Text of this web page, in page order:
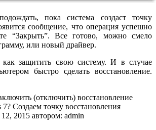
пока система создаст точку
сообщение, что операция успешно
“Закрыть”. Все готово, можно смело
или новый драйвер.
как защитить свою систему. И в случае
быстро сделать восстановление.
(отключить) восстановление
Создаем точку восстановления
2015 автором: admin